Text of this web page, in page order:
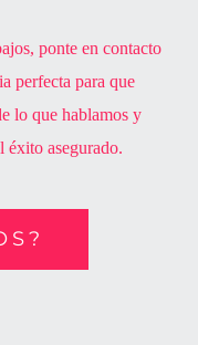
ponte en contacto
perfecta para que
lo que hablamos y
éxito asegurado.